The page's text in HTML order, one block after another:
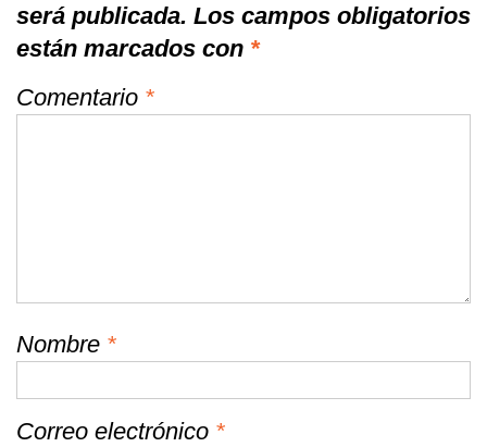
será publicada. Los campos obligatorios
están marcados con *
Comentario *
Nombre *
Correo electrónico *